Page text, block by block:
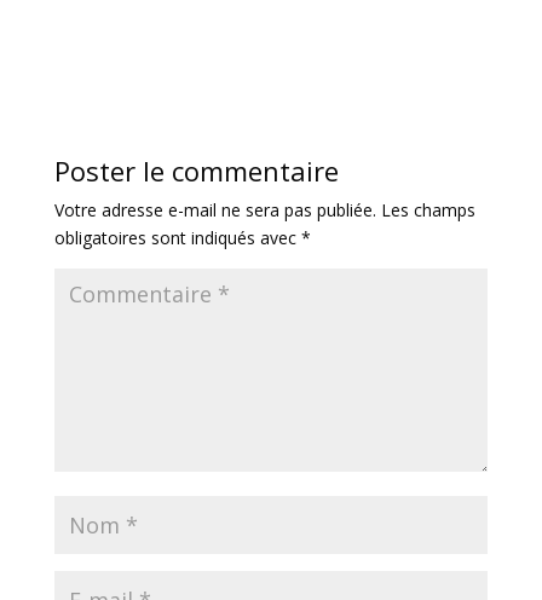
Poster le commentaire
Votre adresse e-mail ne sera pas publiée. Les champs
obligatoires sont indiqués avec *